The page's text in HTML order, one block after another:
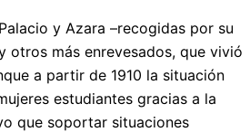
y Azara –recogidas por su
otros más enrevesados, que vivió
a partir de 1910 la situación
estudiantes gracias a la
que soportar situaciones